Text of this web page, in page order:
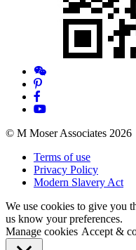
© M Moser Associates 2026
Terms of use
Privacy Policy
Modern Slavery Act
We use cookies to give you
us know your preferences.
Manage cookies Accept &